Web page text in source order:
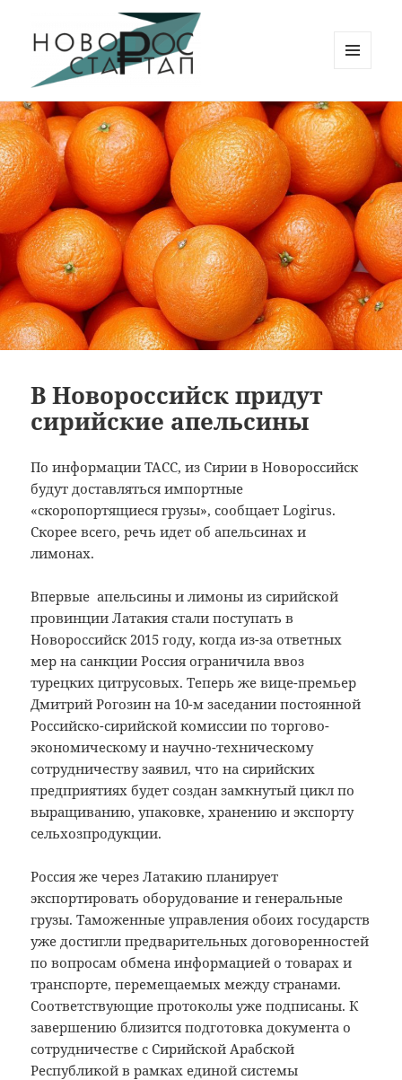
Новорос Стартап
ВИДЖЕТЫ
В Новороссийск придут
сирийские апельсины
По информации ТАСС, из Сирии в Новороссийск
будут доставляться импортные
«скоропортящиеся грузы», сообщает Logirus.
Скорее всего, речь идет об апельсинах и
лимонах.
Впервые апельсины и лимоны из сирийской
провинции Латакия стали поступать в
Новороссийск 2015 году, когда из-за ответных
мер на санкции Россия ограничила ввоз
турецких цитрусовых. Теперь же вице-премьер
Дмитрий Рогозин на 10-м заседании постоянной
Российско-сирийской комиссии по торгово-
экономическому и научно-техническому
сотрудничеству заявил, что на сирийских
предприятиях будет создан замкнутый цикл по
выращиванию, упаковке, хранению и экспорту
сельхозпродукции.
Россия же через Латакию планирует
экспортировать оборудование и генеральные
грузы. Таможенные управления обоих государств
уже достигли предварительных договоренностей
по вопросам обмена информацией о товарах и
транспорте, перемещаемых между странами.
Соответствующие протоколы уже подписаны. К
завершению близится подготовка документа о
сотрудничестве с Сирийской Арабской
Республикой в рамках единой системы